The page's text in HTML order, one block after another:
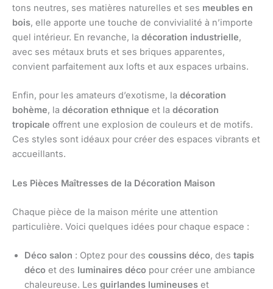
tons neutres, ses matières naturelles et ses meubles en
bois, elle apporte une touche de convivialité à n’importe
quel intérieur. En revanche, la décoration industrielle,
avec ses métaux bruts et ses briques apparentes,
convient parfaitement aux lofts et aux espaces urbains.
Enfin, pour les amateurs d’exotisme, la décoration
bohème, la décoration ethnique et la décoration
tropicale offrent une explosion de couleurs et de motifs.
Ces styles sont idéaux pour créer des espaces vibrants et
accueillants.
Les Pièces Maîtresses de la Décoration Maison
Chaque pièce de la maison mérite une attention
particulière. Voici quelques idées pour chaque espace :
Déco salon : Optez pour des coussins déco, des tapis
déco et des luminaires déco pour créer une ambiance
chaleureuse. Les guirlandes lumineuses et